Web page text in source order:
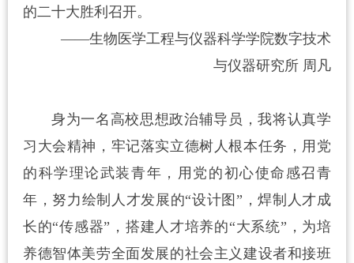
的二十大胜利召开。
——生物医学工程与仪器科学学院数字技术
与仪器研究所 周凡
身为一名高校思想政治辅导员，我将认真学
习大会精神，牢记落实立德树人根本任务，用党
的科学理论武装青年，用党的初心使命感召青
年，努力绘制人才发展的“设计图”，焊制人才成
长的“传感器”，搭建人才培养的“大系统”，为培
养德智体美劳全面发展的社会主义建设者和接班